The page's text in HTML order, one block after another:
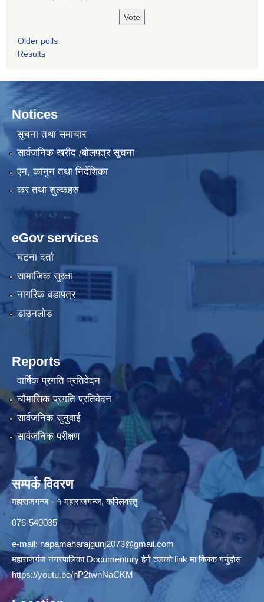
Older polls
Results
Notices
सूचना तथा समाचार
सार्वजनिक खरीद /बोलपत्र सूचना
एन, कानुन तथा निर्देशिका
कर तथा शुल्कहरु
eGov services
घटना दर्ता
सामाजिक सुरक्षा
नागरिक वडापत्र
डाउनलोड
Reports
वार्षिक प्रगति प्रतिवेदन
चौमासिक प्रगति प्रतिवेदन
सार्वजनिक सुनुवाई
सार्वजनिक परीक्षण
सम्पर्क विवरण
महाराजगन्ज - १ महाराजगन्ज, कपिलवस्तु
076-540035
e-mail: napamaharajgunj2073@gmail.com
महाराजगंज नगरपालिका Documentory हेर्न तलको link मा क्लिक गर्नुहोस
https://youtu.be/nP2twnNaCKM